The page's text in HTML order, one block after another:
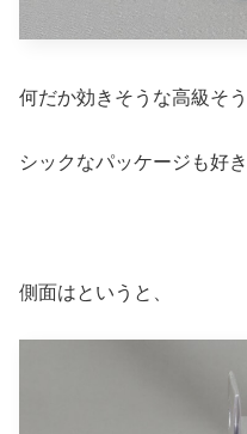
何だか効きそうな高級そ
シックなパッケージも好
側面はというと、